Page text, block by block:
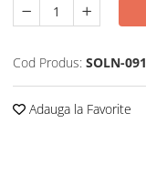
Cod Produs: SOLN-091
Adauga la Favorite